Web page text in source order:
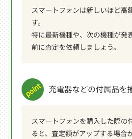
スマートフォンは新しいほど高
す。
特に最新機種や、次の機種が発
前に査定を依頼しましょう。
充電器などの付属品を
スマートフォンを購入した際の
ると、査定額がアップする場合